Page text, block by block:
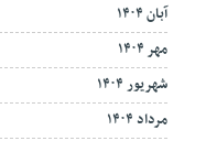
آبان ۱۴۰۴
مهر ۱۴۰۴
شهریور ۱۴۰۴
مرداد ۱۴۰۴